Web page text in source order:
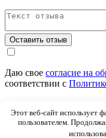
Оставить отзыв
Даю свое согласие на
соответствии с
Отзыв отправлен
Мы проверим ваш
Этот веб-сайт использует
пользователем.